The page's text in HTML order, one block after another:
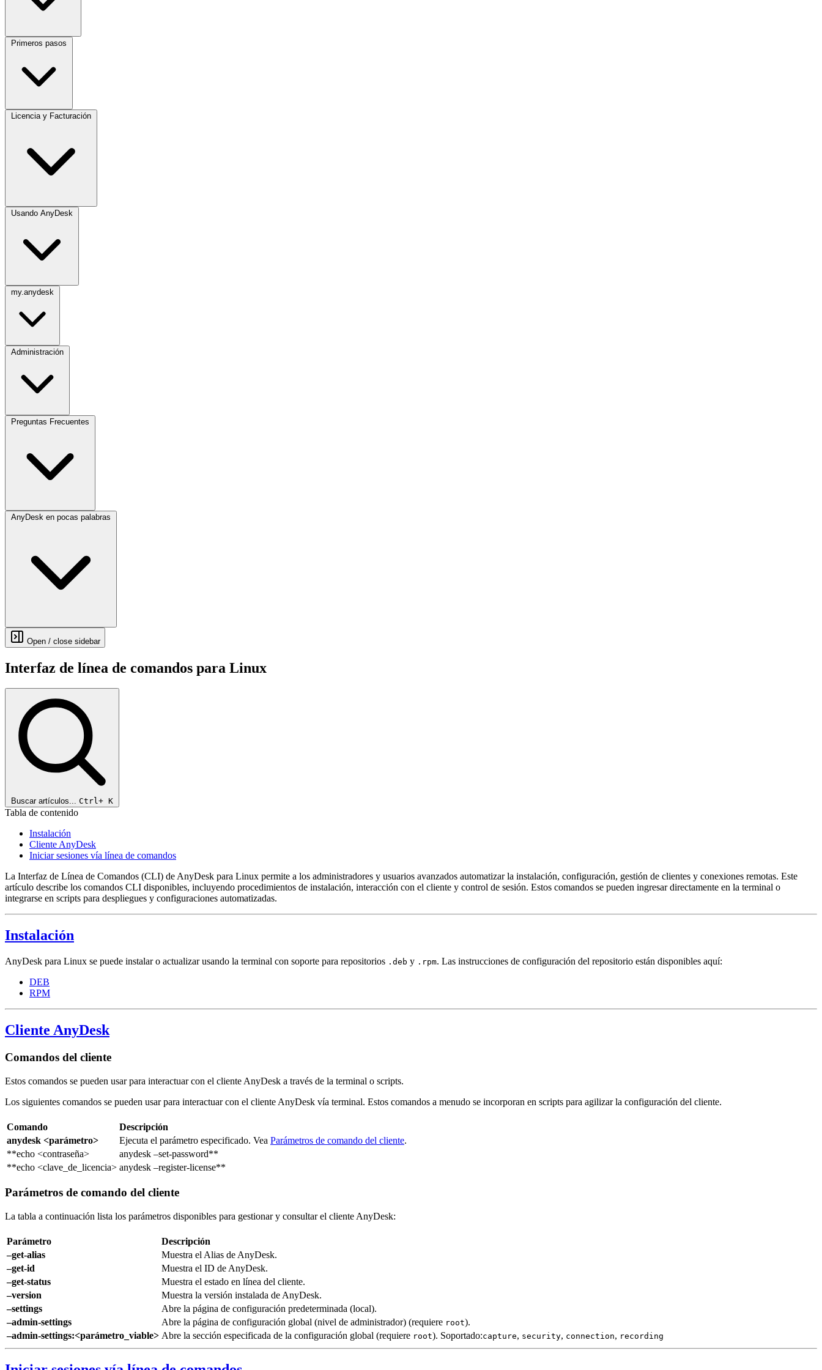
Primeros pasos
Licencia y Facturación
Usando AnyDesk
my.anydesk
Administración
Preguntas Frecuentes
AnyDesk en pocas palabras
Open / close sidebar
Interfaz de línea de comandos para Linux
Buscar artículos... Ctrl+ K
Tabla de contenido
Instalación
Cliente AnyDesk
Iniciar sesiones vía línea de comandos
La Interfaz de Línea de Comandos (CLI) de AnyDesk para Linux permite a los administradores y usuarios avanzados automatizar la instalación, configuración, gestión de clientes y conexiones remotas. Este
artículo describe los comandos CLI disponibles, incluyendo procedimientos de instalación, interacción con el cliente y control de sesión. Estos comandos se pueden ingresar directamente en la terminal o
integrarse en scripts para despliegues y configuraciones automatizadas.
Instalación
AnyDesk para Linux se puede instalar o actualizar usando la terminal con soporte para repositorios .deb y .rpm. Las instrucciones de configuración del repositorio están disponibles aquí:
DEB
RPM
Cliente AnyDesk
Comandos del cliente
Estos comandos se pueden usar para interactuar con el cliente AnyDesk a través de la terminal o scripts.
Los siguientes comandos se pueden usar para interactuar con el cliente AnyDesk vía terminal. Estos comandos a menudo se incorporan en scripts para agilizar la configuración del cliente.
Comando
Descripción
anydesk <parámetro>
Ejecuta el parámetro especificado. Vea Parámetros de comando del cliente.
**echo <contraseña>
anydesk –set-password**
**echo <clave_de_licencia> anydesk –register-license**
Parámetros de comando del cliente
La tabla a continuación lista los parámetros disponibles para gestionar y consultar el cliente AnyDesk:
Parámetro
Descripción
–get-alias
Muestra el Alias de AnyDesk.
–get-id
Muestra el ID de AnyDesk.
–get-status
Muestra el estado en línea del cliente.
–version
Muestra la versión instalada de AnyDesk.
–settings
Abre la página de configuración predeterminada (local).
–admin-settings
Abre la página de configuración global (nivel de administrador) (requiere root).
–admin-settings:<parámetro_viable> Abre la sección especificada de la configuración global (requiere root). Soportado:capture, security, connection, recording